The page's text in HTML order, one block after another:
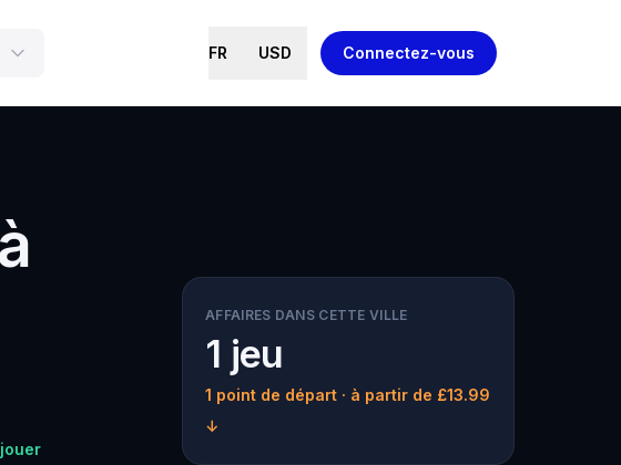
FR USD Connectez-vous
AFFAIRES DANS CETTE VILLE
1 jeu
1 point de départ · à partir de £13.99
↓